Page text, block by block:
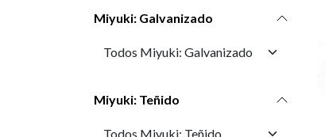
Miyuki: Galvanizado
Miyuki: Teñido